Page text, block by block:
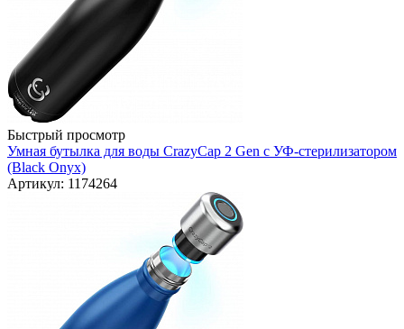
Быстрый просмотр
Умная бутылка для воды CrazyCap 2 Gen с УФ-стерилизатором
(Black Onyx)
Артикул: 1174264